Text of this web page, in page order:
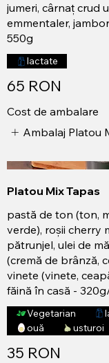
jumeri, cârnaț crud
emmentaler,
550g
65 RON
lactate
Cost de ambalare
Ambalaj Platou
Platou Mix Tapas
pastă de ton (ton,
verde), roșii cherry
pătrunjel, ulei de
(cremă de brânză,
vinete (vinete,
făină în casă -
35 RON
Vegetarian
ouă
usturoi